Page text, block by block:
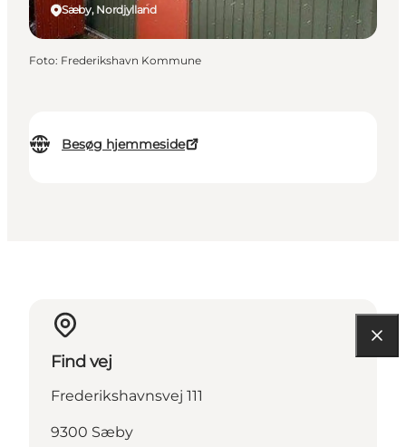
Besøg hjemmeside
Sæby, Nordjylland
Foto: Frederikshavn Kommune
Find vej
Frederikshavnsvej 111
9300 Sæby